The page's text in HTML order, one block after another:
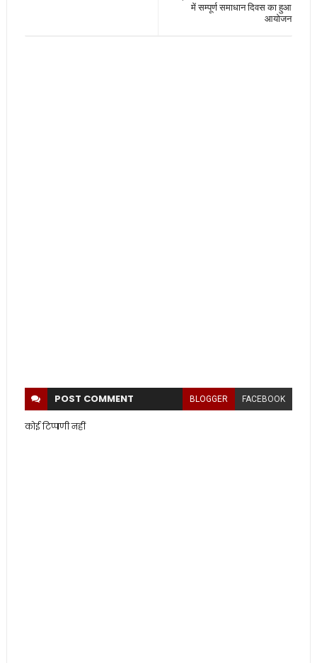
में सम्पूर्ण समाधान दिवस का हुआ
आयोजन
POST COMMENT BLOGGER FACEBOOK
कोई टिप्पणी नहीं